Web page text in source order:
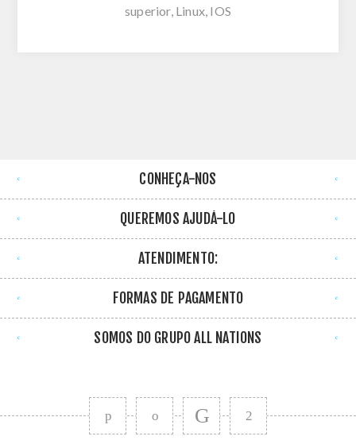
superior, Linux, IOS
CONHEÇA-NOS
QUEREMOS AJUDÁ-LO
ATENDIMENTO:
FORMAS DE PAGAMENTO
SOMOS DO GRUPO ALL NATIONS